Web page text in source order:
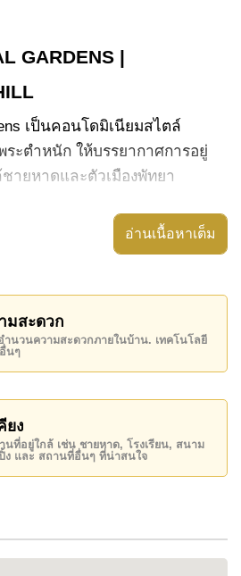
GARDENS |
เป็นคอนโดมิเนียมสไตล์
ระตำหนัก ให้บรรยากาศการอยู่
ายหาดและตัวเมืองพัทยา
Oriental Trading Co.
ลว์ไรส์ 3 อาคาร ล้อมรอบสระ
มาณ 1,000 ตารางเมตร พร้อม
427 ยูนิต ตั้งแต่สตูดิโอขนาด
นถึงห้อง 2 ห้องนอนขนาด
ตร
ครงการนี้
หญ่สไตล์ลากูน
าย
รสูง
มีชื่อเสียง
อ่านเนื้อหาเต็ม
มสะดวก
ำนวนความสะดวกภายในบ้าน. เทคโนโลยี
นๆ
ยง
นที่อยู่ใกล้ เช่น ชายหาด, โรงเรียน, สนาม
ง และ สถานที่อื่นๆ ที่น่าสนใจ